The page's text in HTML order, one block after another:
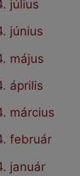
július
június
május
április
március
február
január